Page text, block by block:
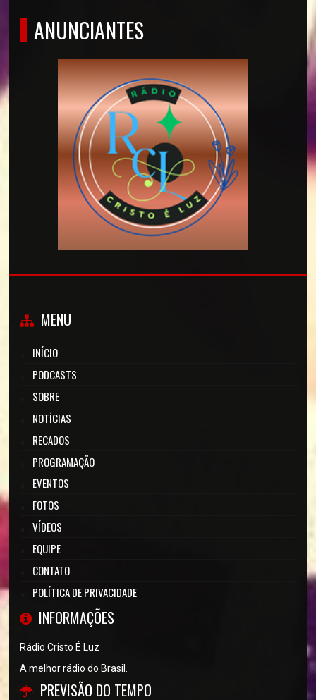
ANUNCIANTES
MENU
INÍCIO
PODCASTS
SOBRE
NOTÍCIAS
RECADOS
PROGRAMAÇÃO
EVENTOS
FOTOS
VÍDEOS
EQUIPE
CONTATO
POLÍTICA DE PRIVACIDADE
INFORMAÇÕES
Rádio Cristo É Luz
A melhor rádio do Brasil.
PREVISÃO DO TEMPO